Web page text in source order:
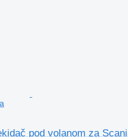
pod volanom za